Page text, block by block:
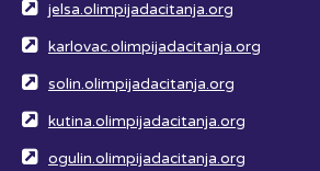
jelsa.olimpijadacitanja.org
karlovac.olimpijadacitanja.org
solin.olimpijadacitanja.org
kutina.olimpijadacitanja.org
ogulin.olimpijadacitanja.org